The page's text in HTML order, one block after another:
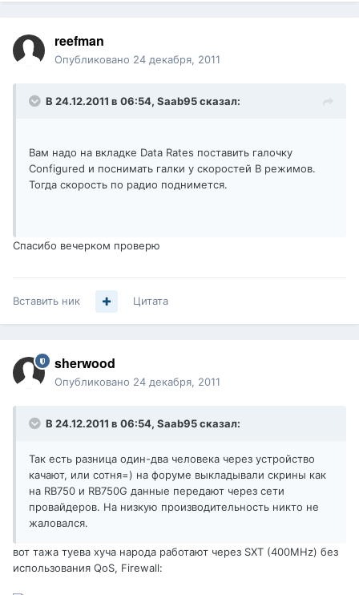
reefman
Опубликовано 24 декабря, 2011
В 24.12.2011 в 06:54, Saab95 сказал:
Вам надо на вкладке Data Rates поставить галочку
Configured и поснимать галки у скоростей B режимов.
Тогда скорость по радио поднимется.
Спасибо вечерком проверю
Вставить ник Цитата
sherwood
Опубликовано 24 декабря, 2011
В 24.12.2011 в 06:54, Saab95 сказал:
Так есть разница один-два человека через устройство
качают, или сотня=) на форуме выкладывали скрины как
на RB750 и RB750G данные передают через сети
провайдеров. На низкую производительность никто не
жаловался.
вот тажа туева хуча народа работают через SXT (400MHz) без
использования QoS, Firewall: